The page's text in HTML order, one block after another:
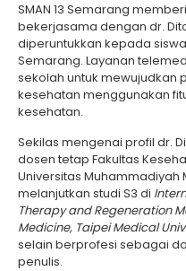
SMAN 13 Semarang
bekerjasama dengan dr.
diperuntukkan kepada
Semarang. Layanan
sekolah untuk mewujudkan
kesehatan menggunakan
kesehatan.
Sekilas mengenai profil dr.
dosen tetap Fakultas
Universitas Muhammadiyah
melanjutkan studi S3 di
Therapy and Regeneration
Medicine, Taipei Medical
selain berprofesi sebagai
penulis.